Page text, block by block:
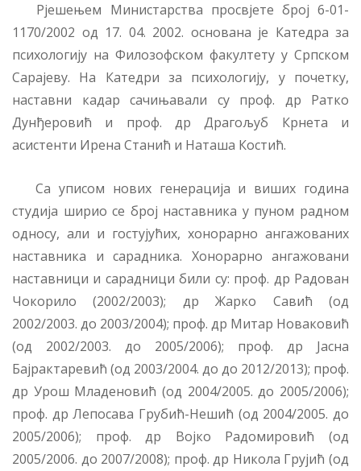
Рјешењем Министарства просвјете број 6-01-
1170/2002 од 17. 04. 2002. основана је Катедра за
психологију на Филозофском факултету у Српском
Сарајеву. На Катедри за психологију, у почетку,
наставни кадар сачињавали су проф. др Ратко
Дунђеровић и проф. др Драгољуб Крнета и
асистенти Ирена Станић и Наташа Костић.
Са уписом нових генерација и виших година
студија ширио се број наставника у пуном радном
односу, али и гостујућих, хонорарно ангажованих
наставника и сарадника. Хонорарно ангажовани
наставници и сарадници били су: проф. др Радован
Чокорило (2002/2003); др Жарко Савић (од
2002/2003. до 2003/2004); проф. др Митар Новаковић
(од 2002/2003. до 2005/2006); проф. др Јасна
Бајрактаревић (од 2003/2004. до до 2012/2013); проф.
др Урош Младеновић (од 2004/2005. до 2005/2006);
проф. др Лепосава Грубић-Нешић (од 2004/2005. до
2005/2006); проф. др Војко Радомировић (од
2005/2006. до 2007/2008); проф. др Никола Грујић (од